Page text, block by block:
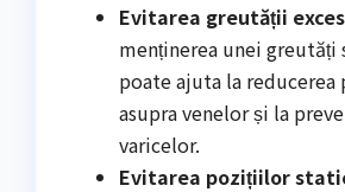
Evitarea greutății
menținerea unei greutăți
poate ajuta la reducerea
asupra venelor și la
varicelor.
Evitarea pozițiilor